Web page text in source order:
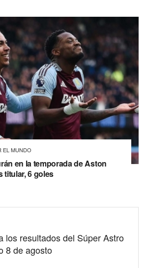
EL MUNDO
en la temporada de Aston
titular, 6 goles
los resultados del Súper Astro
8 de agosto